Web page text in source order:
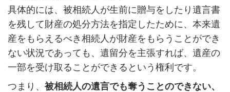
具体的には、被相続 人が生前に贈与をしたり遺言書
を残して財産の処分方法を指定したために、本来遺
産をもらえるべき相続人が財産をもらうことができ
ない状況であっても、遺留分を主張すれば、遺産の
一部を受け取ることができるという権利です。
つまり、 被相続人の遺言でも奪うことのできない、